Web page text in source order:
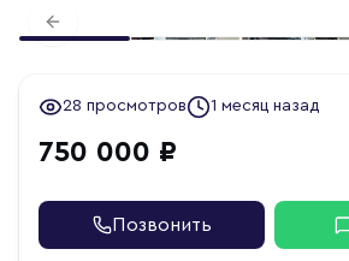
Previous slide
28 просмотров 1 месяц назад
750 000 ₽
Позвонить